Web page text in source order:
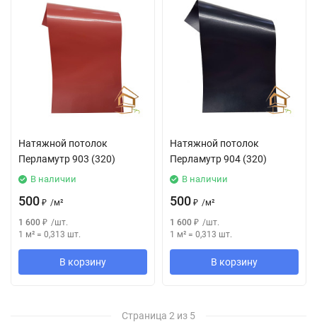
Натяжной потолок
Перламутр 903 (320)
В наличии
500 ₽ /м²
1 600 ₽ /шт.
1 м² = 0,313 шт.
В корзину
Натяжной потолок
Перламутр 904 (320)
В наличии
500 ₽ /м²
1 600 ₽ /шт.
1 м² = 0,313 шт.
В корзину
Страница 2 из 5